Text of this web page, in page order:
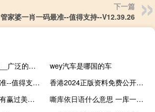
下一篇
管家婆一肖一码最准--值得支持--V12.39.26
多省教育经费挪用__广泛的最新解答-577.CC.65
wey汽车是哪国的车
管家婆一肖一码最准--值得支持--V12.39.26
香港2024正版资料免费公开：数据对比解释落实-3718.ISO.837
中国队在篮球方面有赢过美国队吗有的话是什么时候 篮球赛中国队vs美国队
嘶库依日语什么意思 一库一库日语什么意思